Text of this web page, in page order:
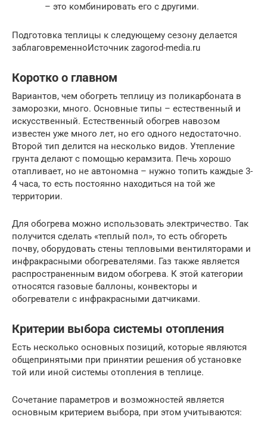
– это комбинировать его с другими.
Подготовка теплицы к следующему сезону делается
заблаговременноИсточник zagorod-media.ru
Коротко о главном
Вариантов, чем обогреть теплицу из поликарбоната в
заморозки, много. Основные типы – естественный и
искусственный. Естественный обогрев навозом
известен уже много лет, но его одного недостаточно.
Второй тип делится на несколько видов. Утепление
грунта делают с помощью керамзита. Печь хорошо
отапливает, но не автономна – нужно топить каждые 3-
4 часа, то есть постоянно находиться на той же
территории.
Для обогрева можно использовать электричество. Так
получится сделать «теплый пол», то есть обгореть
почву, оборудовать стены тепловыми вентиляторами и
инфракрасными обогревателями. Газ также является
распространенным видом обогрева. К этой категории
относятся газовые баллоны, конвекторы и
обогреватели с инфракрасными датчиками.
Критерии выбора системы отопления
Есть несколько основных позиций, которые являются
общепринятыми при принятии решения об установке
той или иной системы отопления в теплице.
Сочетание параметров и возможностей является
основным критерием выбора, при этом учитываются: